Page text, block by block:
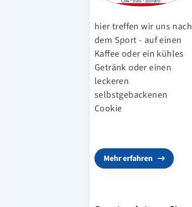
hier treffen wir uns nach
dem Sport - auf einen
Kaffee oder ein kühles
Getränk oder einen
leckeren
selbstgebackenen
Cookie
Mehr erfahren